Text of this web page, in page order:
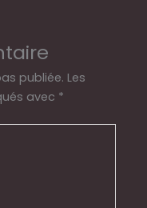
publiée. Les
avec *